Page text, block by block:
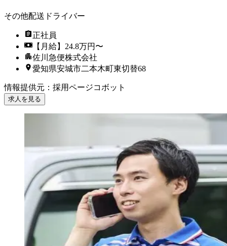
その他配送ドライバー
正社員
【月給】24.8万円〜
佐川急便株式会社
愛知県安城市二本木町東切替68
情報提供元 ： 採用ページコボット
求人を見る